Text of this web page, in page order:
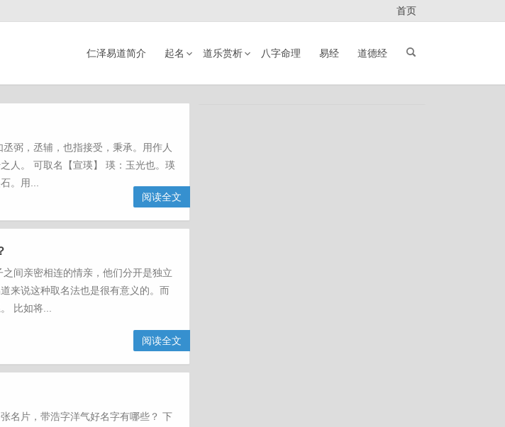
首页
仁泽易道简介 起名 道乐赏析 八字命理 易经 道德经
弼，丞辅，也指接受，秉承。用作人
人。 可取名【宣瑛】 瑛：玉光也。瑛
。用...
阅读全文
间亲密相连的情亲，他们分开是独立
来说这种取名法也是很有意义的。而
比如将...
阅读全文
名片，带浩字洋气好名字有哪些？ 下